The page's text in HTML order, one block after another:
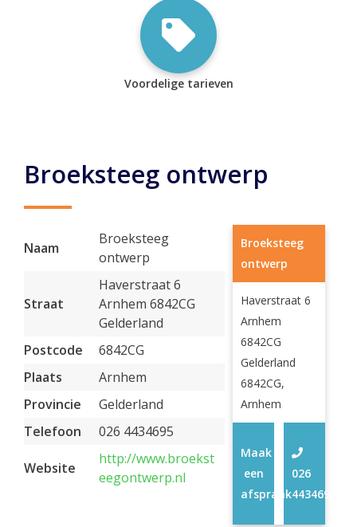
Voordelige tarieven
Broeksteeg ontwerp
Naam
Broeksteeg
ontwerp
Straat
Haverstraat 6
Arnhem 6842CG
Gelderland
Postcode
6842CG
Plaats
Arnhem
Provincie
Gelderland
Telefoon
026 4434695
Website
http://www.broekst
eegontwerp.nl
Broeksteeg
ontwerp
Haverstraat 6
Arnhem
6842CG
Gelderland
6842CG,
Arnhem
026
4434695
Maak
een
afspraak